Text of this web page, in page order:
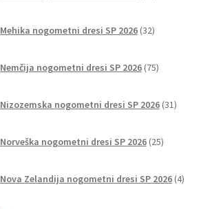
Mehika nogometni dresi SP 2026 32izdelkov
Nemčija nogometni dresi SP 2026 75izdelkov
Nizozemska nogometni dresi SP 2026 31izdelkov
Norveška nogometni dresi SP 2026 25izdelkov
Nova Zelandija nogometni dresi SP 2026 4izdelki